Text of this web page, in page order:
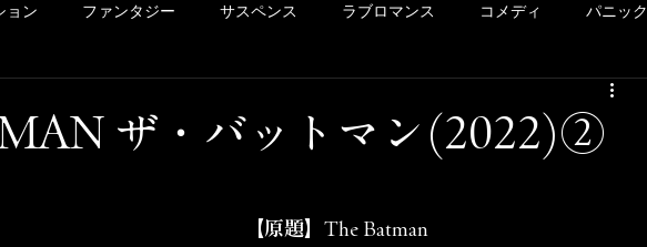
ョン ファンタジー サスペンス ラブロマンス コメディ パニック
ザ・バットマン(2022)②
【原題】 The Batman